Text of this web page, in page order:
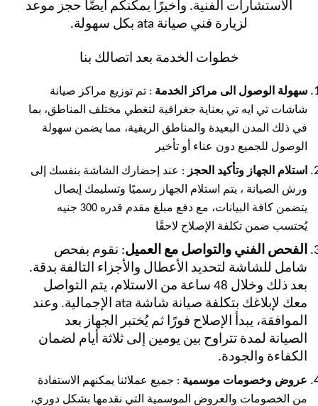
الاستشارات الفنية. وأخيرًا يمكنكم أيضًا حجز موعد
لزيارة فني صيانة ata بكل سهولة.
خطوات الخدمة بعد اتصالك بنا
سهولة الوصول الى مراكز الخدمة : تم توزيع مراكز صيانة
شاشات تي ايه تي بعناية جغرافية لتغطي مختلف المناطق، بما
في ذلك المدن البعيدة والمناطق الريفية، مما يضمن سهولة
الوصول للجميع دون عناء أو تأخير
استلام الجهاز وتأكيد الحجز : عند إحضارك الشاشة بنفسك إلى
ورش الصيانة ، يتم استلام الجهاز رسميًا وتسليمك إيصال
يتضمن كافة البيانات، مع دفع مبلغ مقدم قدره 300 جنيه
يُحتسب ضمن تكلفة الإصلاح لاحقًا
الفحص الفني والتواصل مع العميل: نقوم بفحص
شامل للشاشة لتحديد الأعطال والأجزاء التالفة بدقة.
بعد ذلك وخلال 48 ساعة من الاستلام، يتم التواصل
معك لإبلاغك بتكلفة صيانة شاشة ata الإجمالية. وعند
الموافقة، يبدأ الإصلاح فورًا ثم يُختبر الجهاز بعد
الصيانة لمدة تتراوح بين يومين إلى ثلاثة أيام لضمان
الكفاءة والجودة.
عروض وخصومات موسمية : جميع عملائنا يمكنهم الاستفادة
من الخصومات والعروض الموسمية التي نقدمها بشكل دوري،